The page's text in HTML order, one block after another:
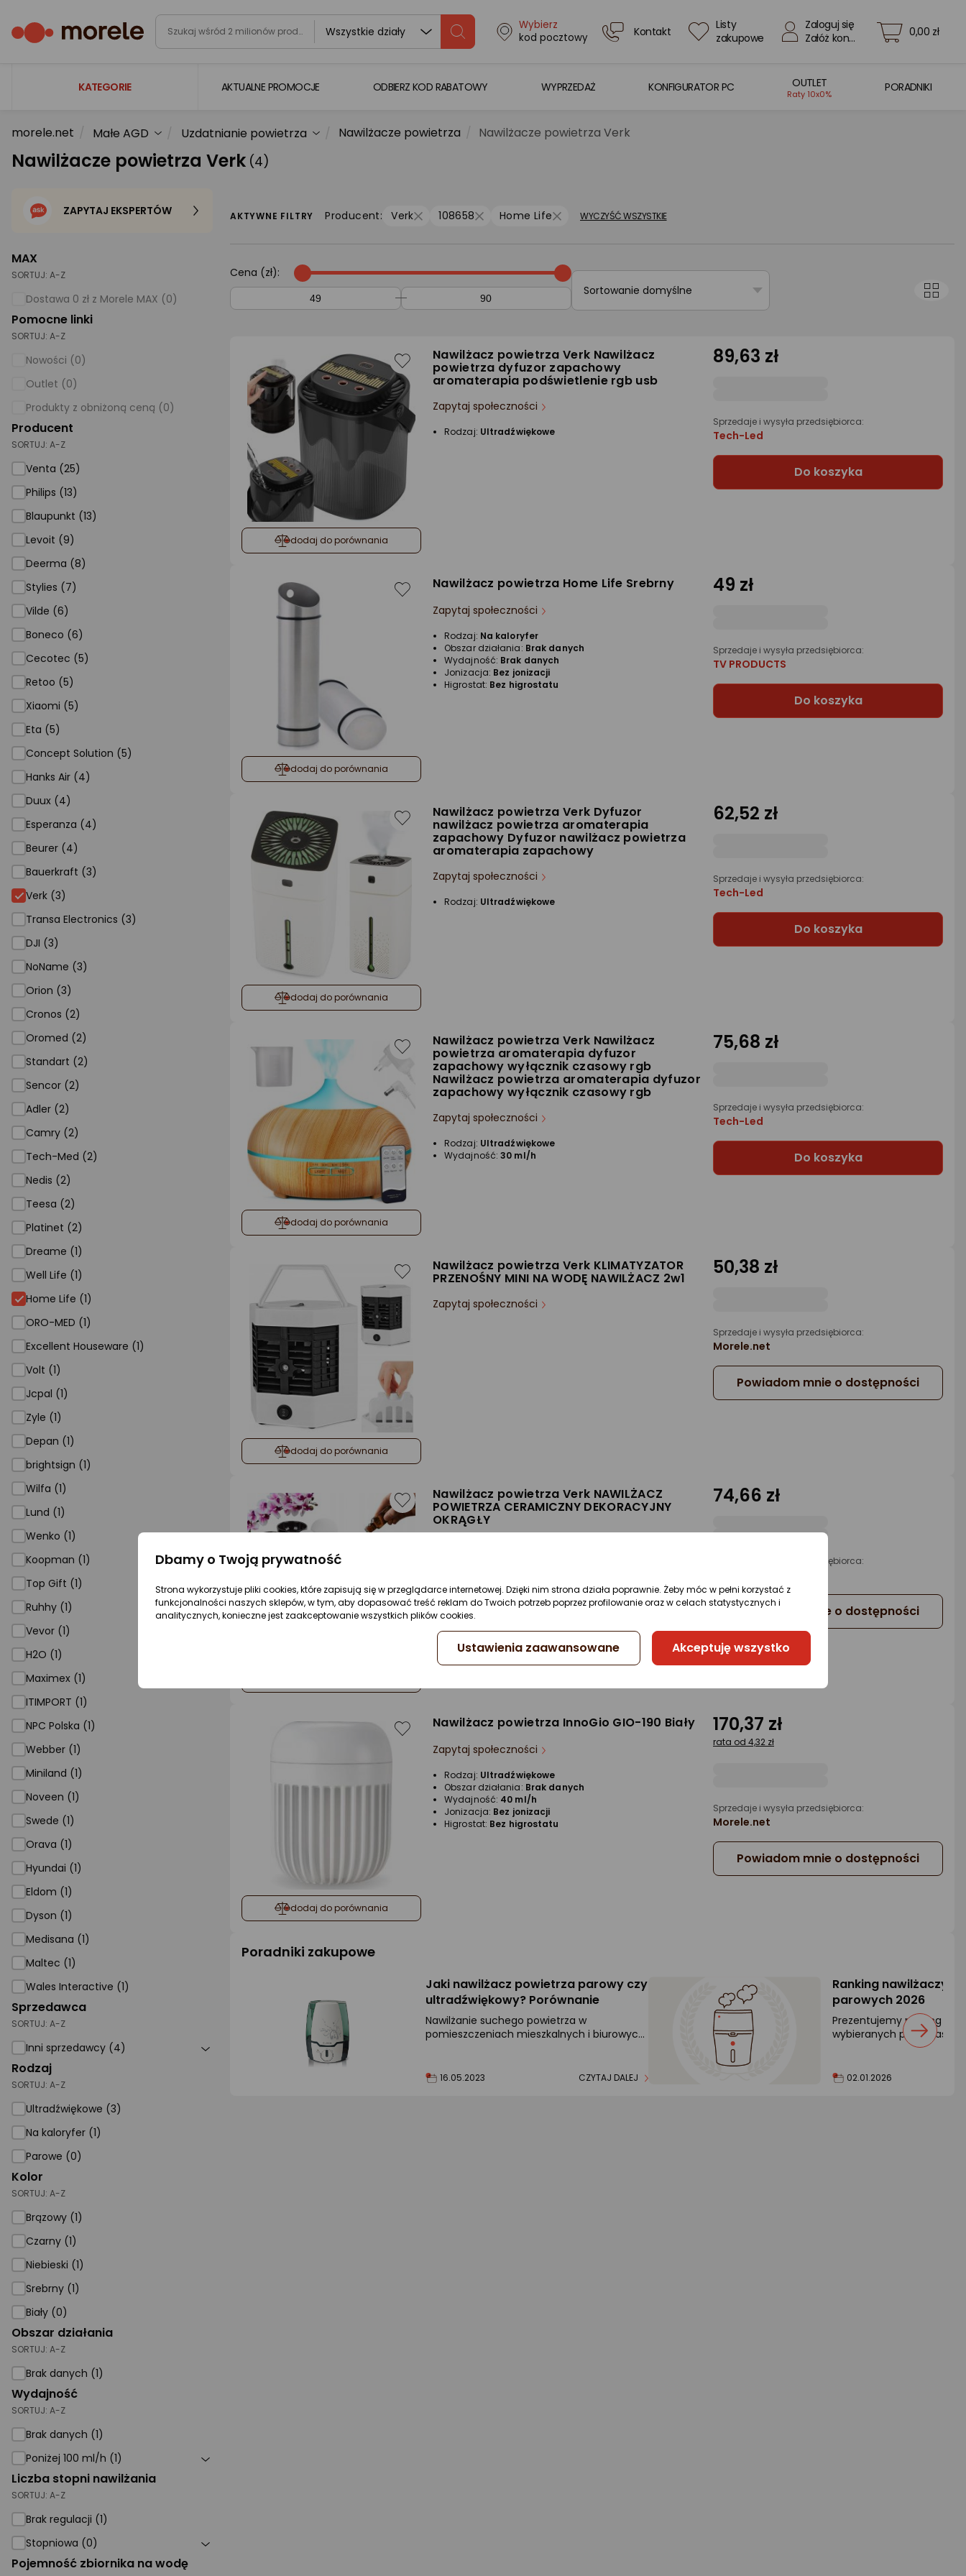
Wszystkie działy
Wybierz
kod pocztowy
Kontakt
Listy
zakupowe
Zaloguj się
Załóż konto
0,00 zł
KATEGORIE
Laptopy
Komputery
Gaming
Foto i kamery
AGD duże
Biuro i firma
Sport i turystyka
Supermarket
Strefa marek
AKTUALNE PROMOCJE ODBIERZ KOD RABATOWY WYPRZEDAŻ KONFIGURATOR PC OUTLET
Raty 10x0%
PORADNIKI
morele.net Małe AGD Uzdatnianie powietrza Nawilżacze powietrza Nawilżacze powietrza Verk
Nawilżacze powietrza Verk (4)
MAX
SORTUJ: A-Z
Dostawa 0 zł z Morele MAX (0)
Pomocne linki
SORTUJ: A-Z
Nowości (0)
Outlet (0)
Produkty z obniżoną ceną (0)
Producent
SORTUJ: A-Z
Venta (25)
Philips (13)
Blaupunkt (13)
Levoit (9)
Deerma (8)
Stylies (7)
Vilde (6)
Boneco (6)
Cecotec (5)
Retoo (5)
Xiaomi (5)
Eta (5)
Concept Solution (5)
Hanks Air (4)
Duux (4)
Esperanza (4)
Beurer (4)
Bauerkraft (3)
Verk (3)
Transa Electronics (3)
DJI (3)
NoName (3)
Orion (3)
Cronos (2)
Oromed (2)
Standart (2)
Sencor (2)
Adler (2)
Camry (2)
Tech-Med (2)
Nedis (2)
Teesa (2)
Platinet (2)
Dreame (1)
Well Life (1)
Home Life (1)
ORO-MED (1)
Excellent Houseware (1)
Volt (1)
Jcpal (1)
Zyle (1)
Depan (1)
brightsign (1)
Wilfa (1)
Lund (1)
Wenko (1)
Koopman (1)
Top Gift (1)
Ruhhy (1)
Vevor (1)
H2O (1)
Maximex (1)
ITIMPORT (1)
NPC Polska (1)
Webber (1)
Miniland (1)
Noveen (1)
Swede (1)
Orava (1)
Hyundai (1)
Eldom (1)
Dyson (1)
Medisana (1)
Maltec (1)
Wales Interactive (1)
Sprzedawca
SORTUJ: A-Z
Inni sprzedawcy (4)
Rodzaj
SORTUJ: A-Z
Ultradźwiękowe (3)
Na kaloryfer (1)
Parowe (0)
Kolor
SORTUJ: A-Z
Brązowy (1)
Czarny (1)
Niebieski (1)
Srebrny (1)
Biały (0)
Obszar działania
SORTUJ: A-Z
Brak danych (1)
Wydajność
SORTUJ: A-Z
Brak danych (1)
Poniżej 100 ml/h (1)
Liczba stopni nawilżania
SORTUJ: A-Z
Brak regulacji (1)
Stopniowa (0)
Pojemność zbiornika na wodę
ZAPYTAJ EKSPERTÓW AKTYWNE FILTRY Producent: Verk 108658 Home Life WYCZYŚĆ WSZYSTKIE
Cena (zł):
Sortowanie domyślne
dodaj do porównania
Nawilżacz powietrza Verk Nawilżacz
powietrza dyfuzor zapachowy
aromaterapia podświetlenie rgb usb
Zapytaj społeczności
Rodzaj: Ultradźwiękowe
89,63 zł
Sprzedaje i wysyła przedsiębiorca:
Tech-Led
Do koszyka
dodaj do porównania
Nawilżacz powietrza Home Life Srebrny
Zapytaj społeczności
Rodzaj: Na kaloryfer
Obszar działania: Brak danych
Wydajność: Brak danych
Jonizacja: Bez jonizacji
Higrostat: Bez higrostatu
49 zł
Sprzedaje i wysyła przedsiębiorca:
TV PRODUCTS
Do koszyka
dodaj do porównania
Nawilżacz powietrza Verk Dyfuzor
nawilżacz powietrza aromaterapia
zapachowy Dyfuzor nawilżacz powietrza
aromaterapia zapachowy
Zapytaj społeczności
Rodzaj: Ultradźwiękowe
62,52 zł
Sprzedaje i wysyła przedsiębiorca:
Tech-Led
Do koszyka
dodaj do porównania
Nawilżacz powietrza Verk Nawilżacz
powietrza aromaterapia dyfuzor
zapachowy wyłącznik czasowy rgb
Nawilżacz powietrza aromaterapia dyfuzor
zapachowy wyłącznik czasowy rgb
Zapytaj społeczności
Rodzaj: Ultradźwiękowe
Wydajność:30 ml/h
75,68 zł
Sprzedaje i wysyła przedsiębiorca:
Tech-Led
Do koszyka
dodaj do porównania
Nawilżacz powietrza Verk KLIMATYZATOR
PRZENOŚNY MINI NA WODĘ NAWILŻACZ 2w1
Zapytaj społeczności
50,38 zł
Sprzedaje i wysyła przedsiębiorca:
Morele.net
Powiadom mnie o dostępności
Nawilżacz powietrza Verk NAWILŻACZ
POWIETRZA CERAMICZNY DEKORACYJNY
OKRĄGŁY
Rodzaj:Parowe
Higrostat:Bez higrostatu
74,66 zł
Sprzedaje i wysyła przedsiębiorca:
Powiadom mnie o dostępności
dodaj do porównania
Nawilżacz powietrza InnoGio GIO-190 Biały
Zapytaj społeczności
Rodzaj: Ultradźwiękowe
Obszar działania: Brak danych
Wydajność: 40 ml/h
Jonizacja: Bez jonizacji
Higrostat: Bez higrostatu
170,37 zł
rata od 4,32 zł
Sprzedaje i wysyła przedsiębiorca:
Morele.net
Powiadom mnie o dostępności
Poradniki zakupowe
Jaki nawilżacz powietrza parowy czy
ultradźwiękowy? Porównanie
Nawilżanie suchego powietrza w
pomieszczeniach mieszkalnych i biurowych
16.05.2023 CZYTAJ DALEJ
Ranking nawilżaczy
parowych 2026
Prezentujemy ranking
wybieranych przez
parowych nawilżaczy
02.01.2026
Dbamy o Twoją prywatność
Strona wykorzystuje pliki cookies, które zapisują się w przeglądarce internetowej. Dzięki nim strona działa poprawnie. Żeby móc w pełni korzystać z
funkcjonalności naszych sklepów, w tym, aby dopasować treść reklam do Twoich potrzeb poprzez profilowanie oraz w celach statystycznych i
analitycznych, konieczne jest zaakceptowanie wszystkich plików cookies.
Ustawienia zaawansowane Akceptuję wszystko